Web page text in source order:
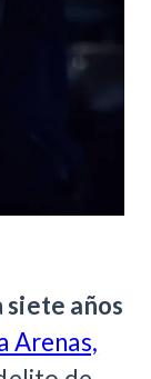
siete años
Arenas,